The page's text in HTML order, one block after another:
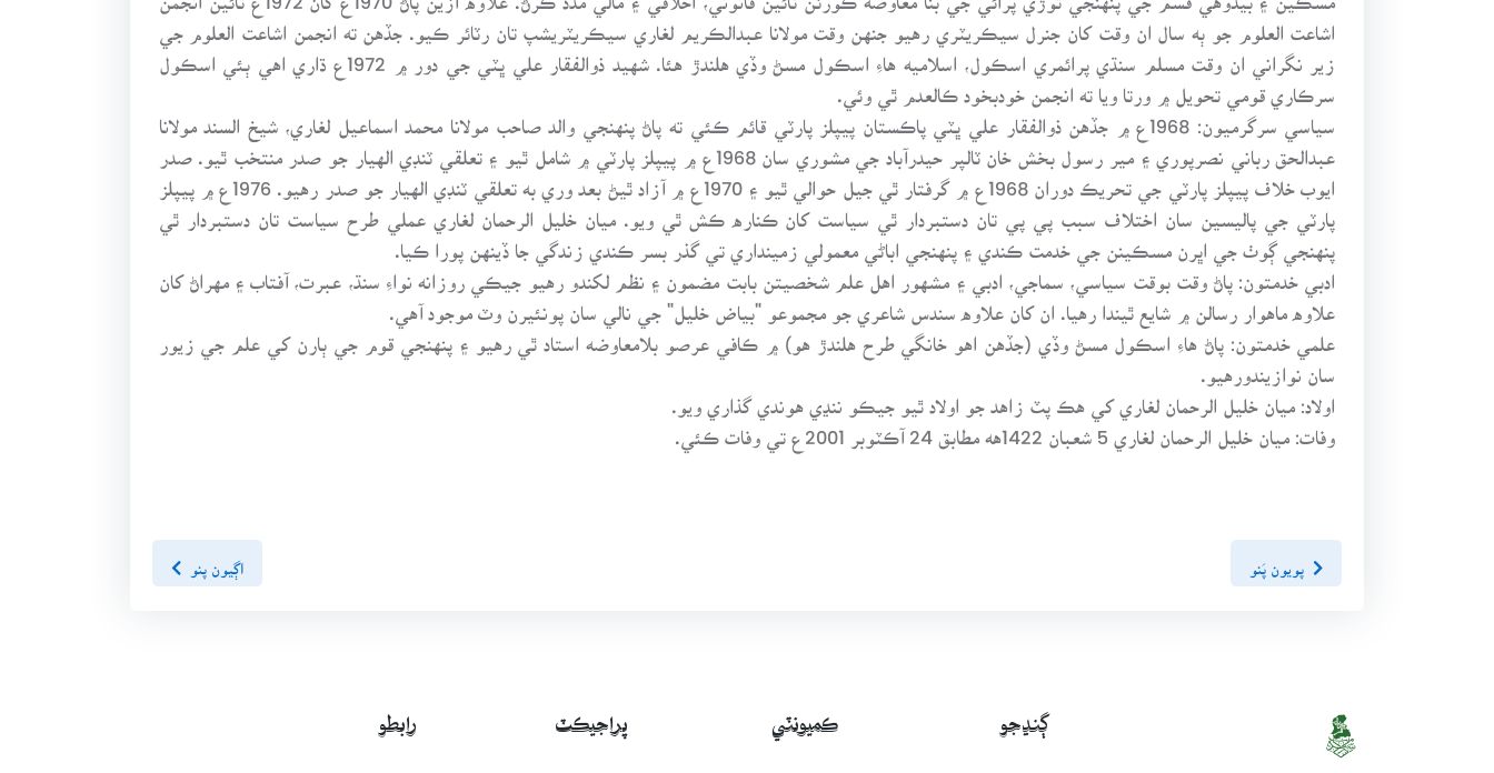
اشاعت العلوم جو ٻه سال ان وقت کان جنرل سيڪريٽري رهيو جنهن وقت مولانا عبدالڪريم لغاري سيڪريٽريشپ تان رٽائر ڪيو. جڏهن ته انجمن اشاعت العلوم جي
زير نگراني ان وقت مسلم سنڌي پرائمري اسڪول، اسلاميه هاءِ اسڪول مسڻ وڏي هلندڙ هئا. شهيد ذوالفقار علي ڀٽي جي دور ۾ 1972ع ڌاري اهي ٻئي اسڪول
سرڪاري قومي تحويل ۾ ورتا ويا ته انجمن خودبخود ڪالعدم ٿي وئي.
سياسي سرگرميون: 1968ع ۾ جڏهن ذوالفقار علي ڀٽي پاڪستان پيپلز پارٽي قائم ڪئي ته پاڻ پنهنجي والد صاحب مولانا محمد اسماعيل لغاري، شيخ السند مولانا
عبدالحق رباني نصرپوري ۽ مير رسول بخش خان ٽالپر حيدرآباد جي مشوري سان 1968ع ۾ پيپلز پارٽي ۾ شامل ٿيو ۽ تعلقي ٽنڊي الهيار جو صدر منتخب ٿيو. صدر
ايوب خلاف پيپلز پارٽي جي تحريڪ دوران 1968ع ۾ گرفتار ٿي جيل حوالي ٿيو ۽ 1970ع ۾ آزاد ٿيڻ بعد وري به تعلقي ٽنڊي الهيار جو صدر رهيو. 1976ع ۾ پيپلز
پارٽي جي پاليسين سان اختلاف سبب پي پي تان دستبردار ٿي سياست کان ڪناره ڪش ٿي ويو. ميان خليل الرحمان لغاري عملي طرح سياست تان دستبردار ٿي
پنهنجي ڳوٺ جي اڀرن مسڪينن جي خدمت ڪندي ۽ پنهنجي اباڻي معمولي زمينداري تي گذر بسر ڪندي زندگي جا ڏينهن پورا ڪيا.
ادبي خدمتون: پاڻ وقت بوقت سياسي، سماجي، ادبي ۽ مشهور اهل علم شخصيتن بابت مضمون ۽ نظم لکندو رهيو جيڪي روزانه نواءِ سنڌ، عبرت، آفتاب ۽ مهراڻ کان
علاوه ماهوار رسالن ۾ شايع ٿيندا رهيا. ان کان علاوه سندس شاعري جو مجموعو "بياض خليل" جي نالي سان پونئيرن وٽ موجود آهي.
علمي خدمتون: پاڻ هاءِ اسڪول مسڻ وڏي (جڏهن اهو خانگي طرح هلندڙ هو) ۾ ڪافي عرصو بلامعاوضه استاد ٿي رهيو ۽ پنهنجي قوم جي ٻارن کي علم جي زيور
سان نوازيندورهيو.
اولاد: ميان خليل الرحمان لغاري کي هڪ پٽ زاهد جو اولاد ٿيو جيڪو ننڍي هوندي گذاري ويو.
وفات: ميان خليل الرحمان لغاري 5 شعبان 1422هه مطابق 24 آڪٽوبر 2001ع تي وفات ڪئي.
پويون پَنو اڳيون پنو
ڳنڍجو ڪميونٽي پراجيڪٽ رابطو